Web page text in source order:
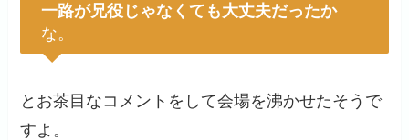
一路が兄役じゃなくても大丈夫だったか
な。
とお茶目なコメントをして会場を沸かせたそうで
すよ。